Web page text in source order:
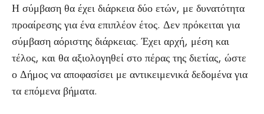
Η σύμβαση θα έχει διάρκεια δύο ετών, με δυνατότητα
προαίρεσης για ένα επιπλέον έτος. Δεν πρόκειται για
σύμβαση αόριστης διάρκειας. Έχει αρχή, μέση και
τέλος, και θα αξιολογηθεί στο πέρας της διετίας, ώστε
ο Δήμος να αποφασίσει με αντικειμενικά δεδομένα για
τα επόμενα βήματα.